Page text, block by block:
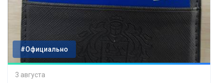
#Официально
3 августа